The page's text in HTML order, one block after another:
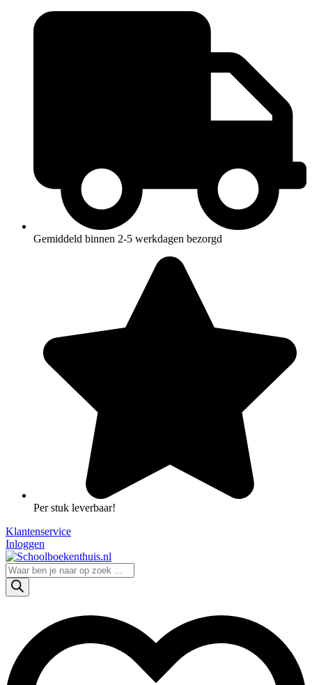
Gemiddeld binnen 2-5 werkdagen bezorgd
Per stuk leverbaar!
Klantenservice
Inloggen
Producten
zoeken